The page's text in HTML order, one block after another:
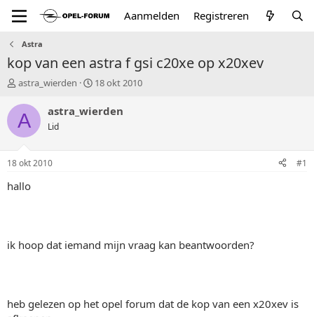
Aanmelden Registreren
Astra
kop van een astra f gsi c20xe op x20xev
T
p
i
a
r
astra_wierden
S
a
18 okt 2010
A astra_wierden
Lid
18 okt 2010 #1
hallo
ik hoop dat iemand mijn vraag kan beantwoorden?
heb gelezen op het opel forum dat de kop van een x20xev is